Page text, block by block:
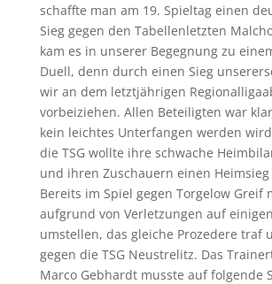
schaffte man am 19. Spieltag einen
Sieg gegen den Tabellenletzten
kam es in unserer Begegnung zu
Duell, denn durch einen Sieg
wir an dem letztjährigen
vorbeiziehen. Allen Beteiligten war
kein leichtes Unterfangen werden
die TSG wollte ihre schwache
und ihren Zuschauern einen
Bereits im Spiel gegen Torgelow Greif
aufgrund von Verletzungen auf
umstellen, das gleiche Prozedere traf
gegen die TSG Neustrelitz. Das
Marco Gebhardt musste auf folgende